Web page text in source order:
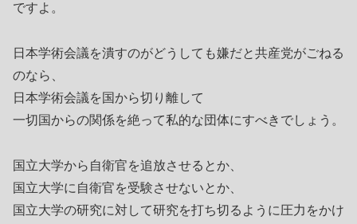
ですよ。
日本学術会議を潰すのがどうしても嫌だと共産党がごねる
のなら、
日本学術会議を国から切り離して
一切国からの関係を絶って私的な団体にすべきでしょう。
国立大学から自衛官を追放させるとか、
国立大学に自衛官を受験させないとか、
国立大学の研究に対して研究を打ち切るように圧力をかけ